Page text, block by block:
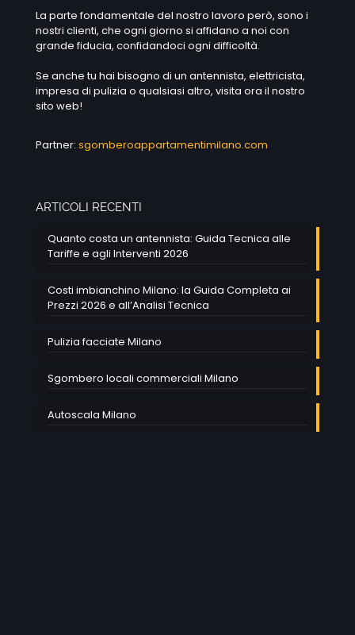
La parte fondamentale del nostro lavoro però, sono i
nostri clienti, che ogni giorno si affidano a noi con
grande fiducia, confidandoci ogni difficoltà.
Se anche tu hai bisogno di un antennista, elettricista,
impresa di pulizia o qualsiasi altro, visita ora il nostro
sito web!
Partner: sgomberoappartamentimilano.com
ARTICOLI RECENTI
Quanto costa un antennista: Guida Tecnica alle
Tariffe e agli Interventi 2026
Costi imbianchino Milano: la Guida Completa ai
Prezzi 2026 e all’Analisi Tecnica
Pulizia facciate Milano
Sgombero locali commerciali Milano
Autoscala Milano